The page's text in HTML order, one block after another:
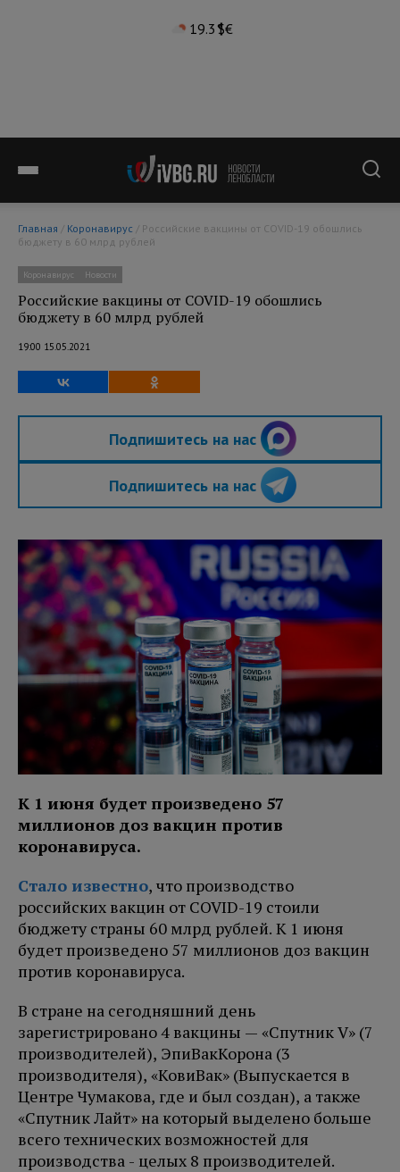
19.3°$€
Главная / Коронавирус
бюджету в 60 млрд рублей
Коронавирус Новости
Российские вакцины от COVID-19 обошлись
бюджету в 60 млрд рублей
19:00 15.05.2021
Подпишитесь на нас
Подпишитесь на нас
К 1 июня будет произведено 57
миллионов доз вакцин против
коронавируса.
Стало известно, что производство
российских вакцин от COVID-19 стоили
бюджету страны 60 млрд рублей. К 1 июня
будет произведено 57 миллионов доз вакцин
против коронавируса.
В стране на сегодняшний день
зарегистрировано 4 вакцины — «Спутник V» (7
производителей), ЭпиВакКорона (3
производителя), «КовиВак» (Выпускается в
Центре Чумакова, где и был создан), а также
«Спутник Лайт» на который выделено больше
всего технических возможностей для
производства - целых 8 производителей.